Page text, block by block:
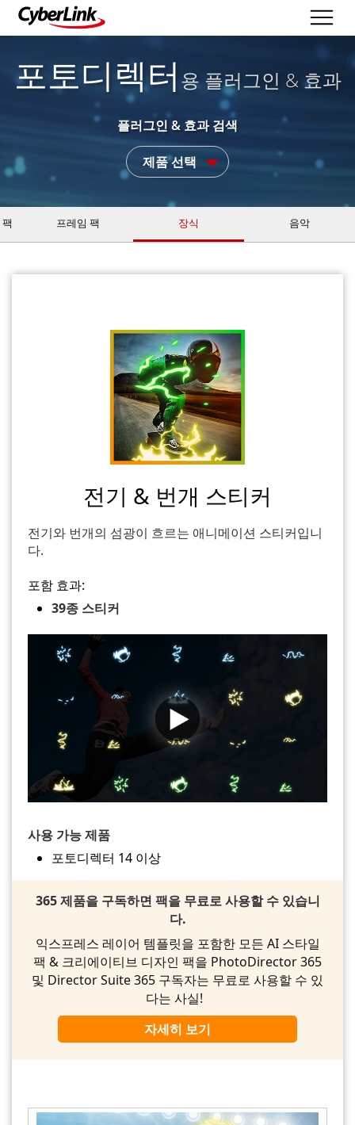
포토디렉터 용 플러그인 & 효과
플러그인 & 효과 검색
제품 선택
프레임 팩 장식 음악
전기 & 번개 스티커
전기와 번개의 섬광이 흐르는 애니메이션 스티커입니
다.
포함 효과:
39종 스티커
사용 가능 제품
포토디렉터 14 이상
365 제품을 구독하면 팩을 무료로 사용할 수 있습니
다.
익스프레스 레이어 템플릿을 포함한 모든 AI 스타일
팩 & 크리에이티브 디자인 팩을 PhotoDirector 365
및 Director Suite 365 구독자는 무료로 사용할 수 있
다는 사실!
자세히 보기